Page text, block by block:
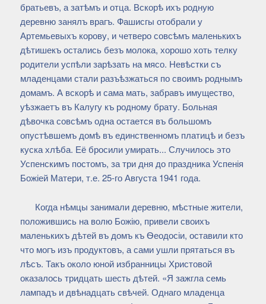
братьевъ, а затѣмъ и отца. Вскорѣ ихъ родную
деревню занялъ врагъ. Фашисгы отобрали у
Артемьевыхъ корову, и четверо совсѣмъ маленькихъ
дѣтишекъ остались безъ молока, хорошо хоть телку
родители успѣли зарѣзать на мясо. Невѣстки съ
младенцами стали разъѣзжаться по своимъ роднымъ
домамъ. А вскорѣ и сама мать, забравъ имущество,
уѣзжаетъ въ Калугу къ родному брату. Больная
дѣвочка совсѣмъ одна остается въ большомъ
опустѣвшемъ домѣ въ единственномъ платицѣ и безъ
куска хлѣба. Её бросили умирать... Случилось это
Успенскимъ постомъ, за три дня до праздника Успенія
Божіей Матери, т.е. 25-го Августа 1941 года.
Когда нѣмцы занимали деревню, мѣстные жители,
положившись на волю Божію, привели своихъ
маленькихъ дѣтей въ домъ къ Ѳеодосіи, оставили кто
что могъ изъ продуктовъ, а сами ушли прятаться въ
лѣсъ. Такъ около юной избранницы Христовой
оказалось тридцать шесть дѣтей. «Я зажгла семь
лампадъ и двѣнадцать свѣчей. Однаго младенца